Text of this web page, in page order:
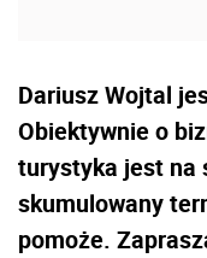
Dariusz Wojtal
Obiektywnie o
turystyka jest na
skumulowany
pomoże.